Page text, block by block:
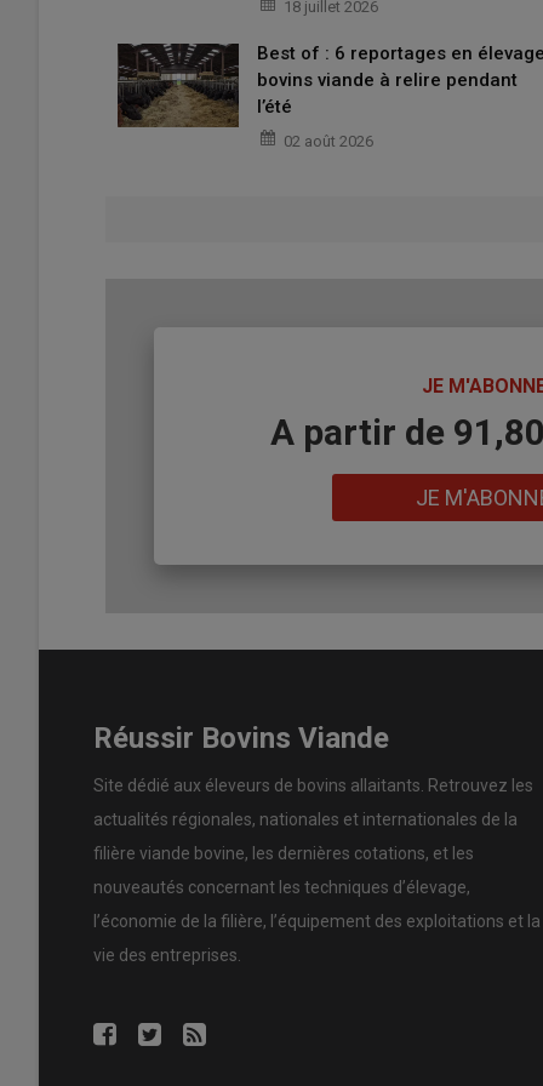
gène « bulldog » en aubrac.
Lire aussi : Élevage bovin : l’épigénétique
Toujours possible de restaurer les
« Contrairement à une idée répandue, la consanguinité
Danchin. Lorsqu’un animal trèsconsanguinest
communs, les effets négatifs peuvent être fortement
dans la conservation des races à petits effectifs
favorise l’expression d’anomaliesgénétiqueset la
limitent à l’analyse des quatre premières générations,
« Le reproducteur parfait n’existe pas »
La consanguinité est l’affaire de tous. Aucun
expression, une gestion collective est indispensable,
des accouplements. À l’échelle de l’élevage, quelques
longévité, compromettant durablement les
18 juillet 2026
Best of : 6 reportages en élevage
bovins viande à relire pendant
l’été
02 août 2026
JE
BodyA partir de
JE
Réussir Bovins Viande
Site dédié aux éleveurs de bovins allaitants. Retrouvez les
actualités régionales, nationales et internationales de la
filière viande bovine, les dernières cotations, et les
nouveautés concernant les techniques d’élevage,
l’économie de la filière, l’équipement des exploitations et la
vie des entreprises.